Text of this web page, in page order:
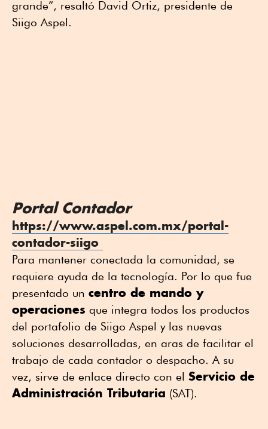
grande”, resaltó David Ortiz, presidente de
Siigo Aspel.
Portal Contador
https://www.aspel.com.mx/portal-
contador-siigo
Para mantener conectada la comunidad, se
requiere ayuda de la tecnología. Por lo que fue
presentado un centro de mando y
operaciones que integra todos los productos
del portafolio de Siigo Aspel y las nuevas
soluciones desarrolladas, en aras de facilitar el
trabajo de cada contador o despacho. A su
vez, sirve de enlace directo con el Servicio de
Administración Tributaria (SAT).